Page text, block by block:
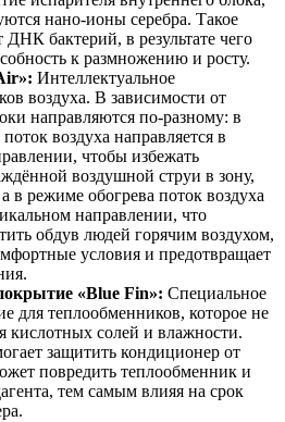
нано-ионы серебра. Такое
бактерий, в результате чего
к размножению и росту.
Интеллектуальное
воздуха. В зависимости от
направляются по-разному: в
воздуха направляется в
чтобы избежать
воздушной струи в зону,
в режиме обогрева поток воздуха
направлении, что
обдув людей горячим воздухом,
условия и предотвращает
«Blue Fin»: Специальное
для теплообменников, которое не
кислотных солей и влажности.
защитить кондиционер от
повредить теплообменник и
тем самым влияя на срок